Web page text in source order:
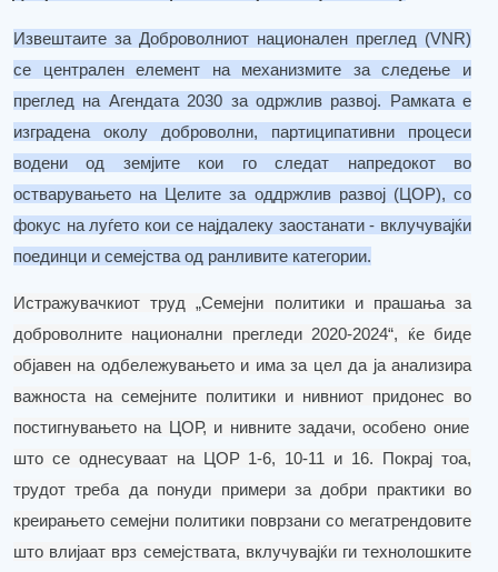
Извештаите за Доброволниот национален преглед (VNR)
се централен елемент на механизмите за следење и
преглед на Агендата 2030 за одржлив развој. Рамката е
изградена околу доброволни, партиципативни процеси
водени од земјитекои го следат напредокот во
остварувањето на Целите за оддржлив развој (ЦОР), со
фокус на луѓето кои се најдалеку заостанати - вклучувајќи
поединци и семејства од ранливите категории.
Истражувачкиот труд „Семејни политики и прашања за
доброволните национални прегледи 2020-2024“,
ќе биде
објавен на одбележувањето и има за цел да ја анализира
важноста на семејните политики и нивниот придонес во
постигнувањето на ЦОР, и нивните задачи, особено оние
што се однесуваат на ЦОР 1-6, 10-11 и 16. Покрај тоа,
трудот треба да понуди примери за добри практики во
креирањето семејни политики поврзани со мегатрендовите
што влијаат врз семејствата, вклучувајќи ги технолошките